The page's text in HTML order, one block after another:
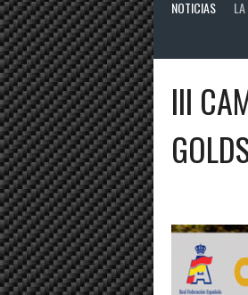
NOTICIAS
III